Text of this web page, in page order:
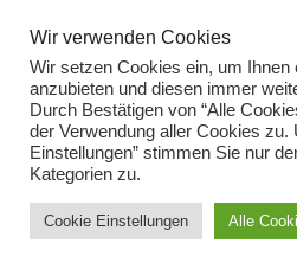
Wir verwenden Cookies
Wir setzen Cookies ein, um Ihnen
anzubieten und diesen immer
Durch Bestätigen von “Alle
der Verwendung aller Cookies zu.
Einstellungen” stimmen Sie nur
Kategorien zu.
Cookie Einstellungen Alle